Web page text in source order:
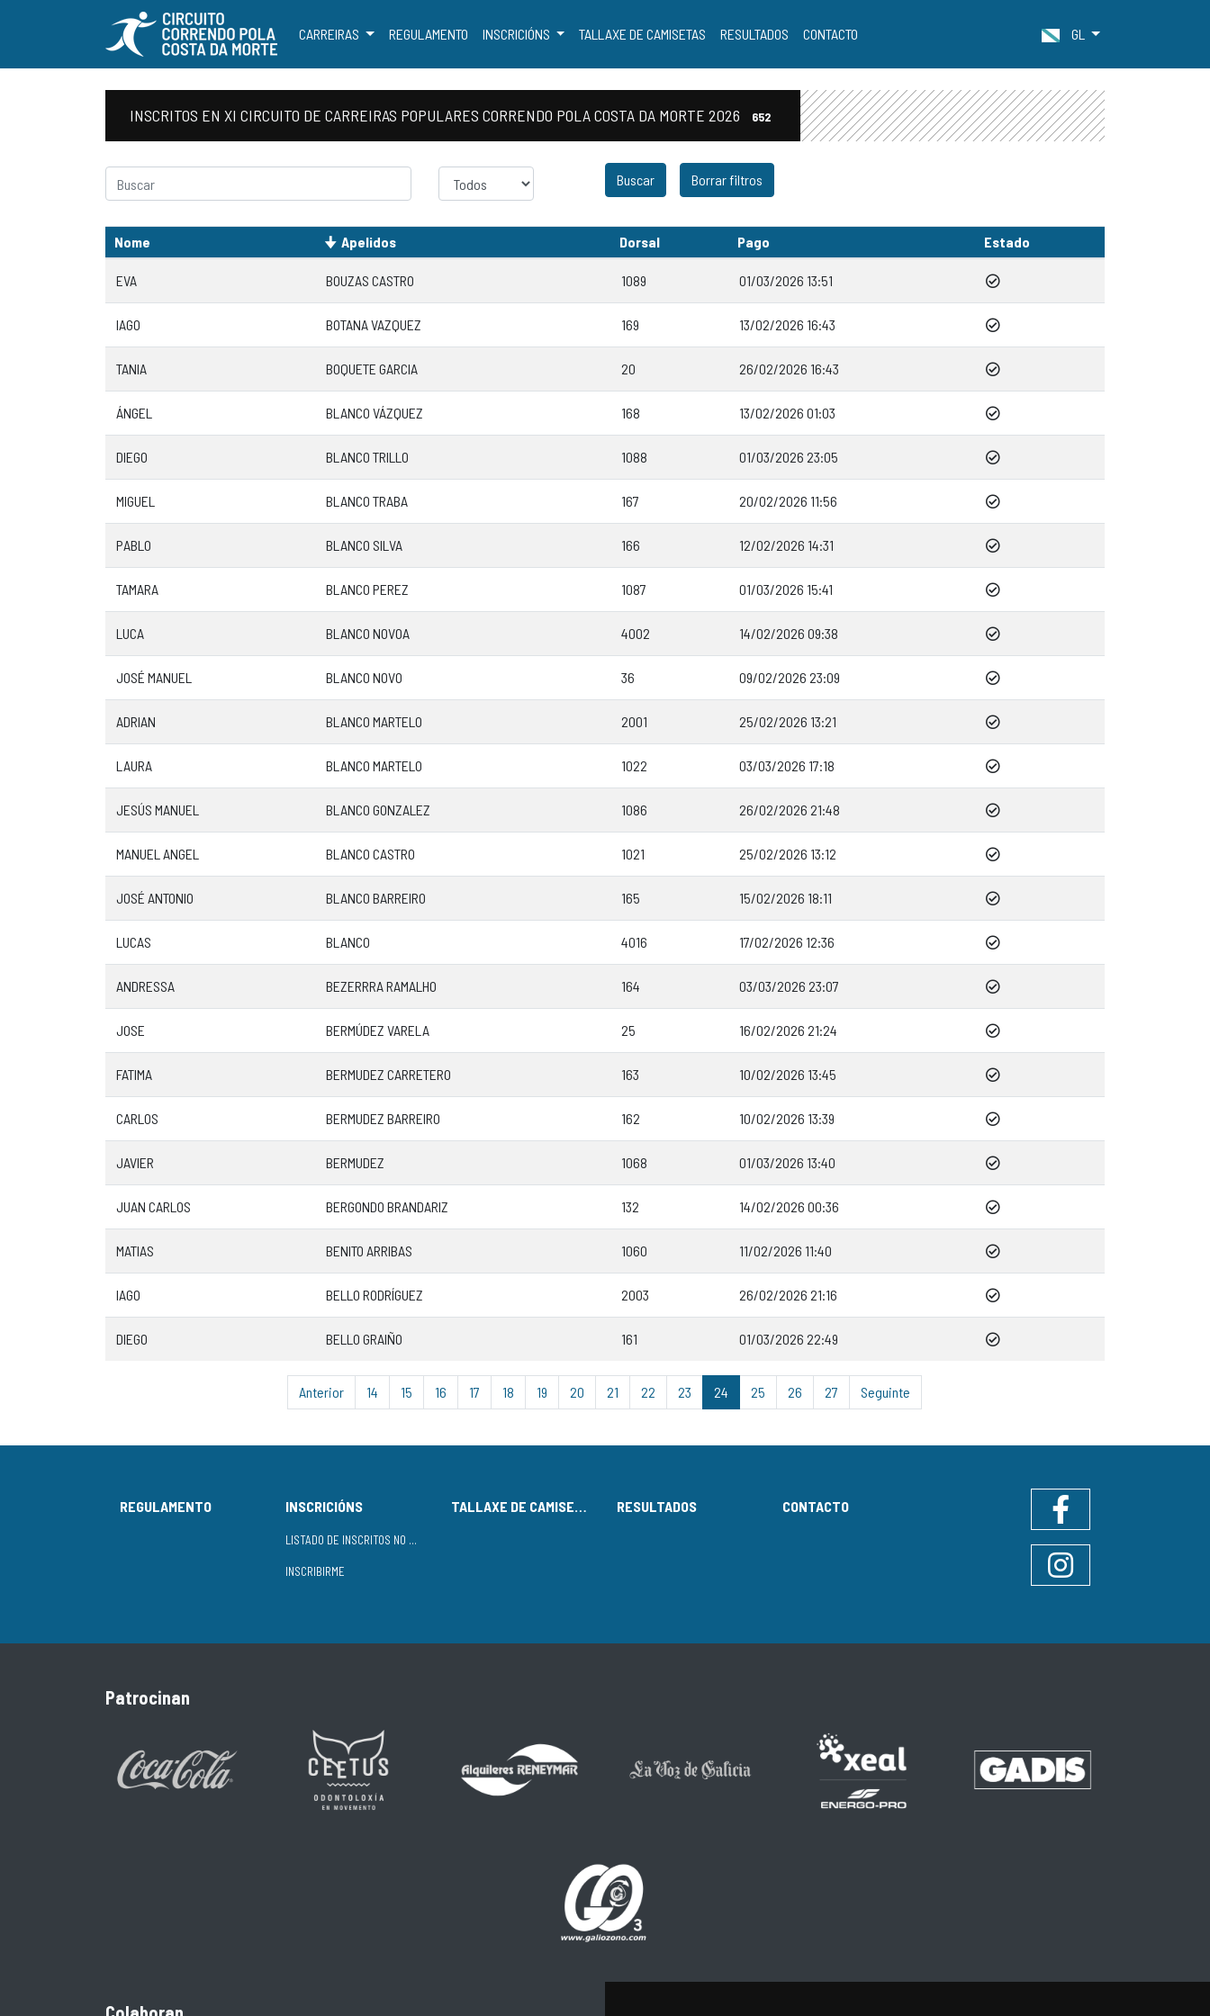
CARREIRAS REGULAMENTO INSCRICIÓNS TALLAXE DE CAMISETAS RESULTADOS CONTACTO GL
INSCRITOS EN XI CIRCUITO DE CARREIRAS POPULARES CORRENDO POLA COSTA DA MORTE 2026 652
Sexo
Borrar filtros
Nome Apelidos Dorsal Pago Estado
EVA BOUZAS CASTRO 1089 01/03/2026 13:51
IAGO BOTANA VAZQUEZ 169 13/02/2026 16:43
TANIA BOQUETE GARCIA 20 26/02/2026 16:43
ÁNGEL BLANCO VÁZQUEZ 168 13/02/2026 01:03
DIEGO BLANCO TRILLO 1088 01/03/2026 23:05
MIGUEL BLANCO TRABA 167 20/02/2026 11:56
PABLO BLANCO SILVA 166 12/02/2026 14:31
TAMARA BLANCO PEREZ 1087 01/03/2026 15:41
LUCA BLANCO NOVOA 4002 14/02/2026 09:38
JOSÉ MANUEL BLANCO NOVO 36 09/02/2026 23:09
ADRIAN BLANCO MARTELO 2001 25/02/2026 13:21
LAURA BLANCO MARTELO 1022 03/03/2026 17:18
JESÚS MANUEL BLANCO GONZALEZ 1086 26/02/2026 21:48
MANUEL ANGEL BLANCO CASTRO 1021 25/02/2026 13:12
JOSÉ ANTONIO BLANCO BARREIRO 165 15/02/2026 18:11
LUCAS BLANCO 4016 17/02/2026 12:36
ANDRESSA BEZERRRA RAMALHO 164 03/03/2026 23:07
JOSE BERMÚDEZ VARELA 25 16/02/2026 21:24
FATIMA BERMUDEZ CARRETERO 163 10/02/2026 13:45
CARLOS BERMUDEZ BARREIRO 162 10/02/2026 13:39
JAVIER BERMUDEZ 1068 01/03/2026 13:40
JUAN CARLOS BERGONDO BRANDARIZ 132 14/02/2026 00:36
MATIAS BENITO ARRIBAS 1060 11/02/2026 11:40
IAGO BELLO RODRÍGUEZ 2003 26/02/2026 21:16
DIEGO BELLO GRAIÑO 161 01/03/2026 22:49
Anterior 14 15 16 17 18 19 20 21 22 23 24 25 26 27 Seguinte
REGULAMENTO INSCRICIÓNS
LISTADO DE INSCRITOS NO CIRCUÍTO
INSCRIBIRME
TALLAXE DE CAMISETAS RESULTADOS CONTACTO
Instagram
Patrocinan